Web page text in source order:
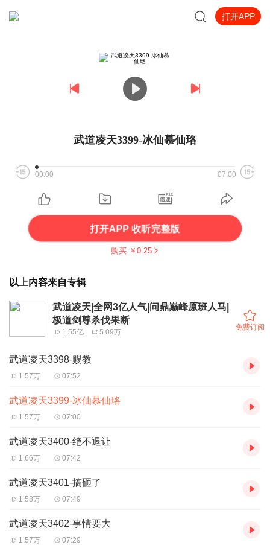
打开APP
武道凌天3399-冰仙慕仙珞
00:00 07:00
打开APP 收听完整版
购买 ￥ 0.25
以上内容来自专辑
武道凌天|全网3亿人气|问鼎巅峰原班人马|
极道剑尊杀伐果断
1.55亿 5.09万
免费订阅
武道凌天3398-赐教
1.57万 07:52
武道凌天3399-冰仙慕仙珞
1.57万 07:00
武道凌天3400-绝不退让
1.66万 07:42
武道凌天3401-搞砸了
1.58万 07:49
武道凌天3402-事情要大
1.57万 07:29